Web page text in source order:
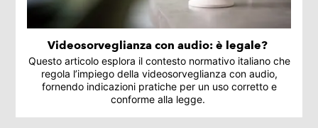
Videosorveglianza con audio: è legale?
Questo articolo esplora il contesto normativo italiano che
regola l’impiego della videosorveglianza con audio,
fornendo indicazioni pratiche per un uso corretto e
conforme alla legge.